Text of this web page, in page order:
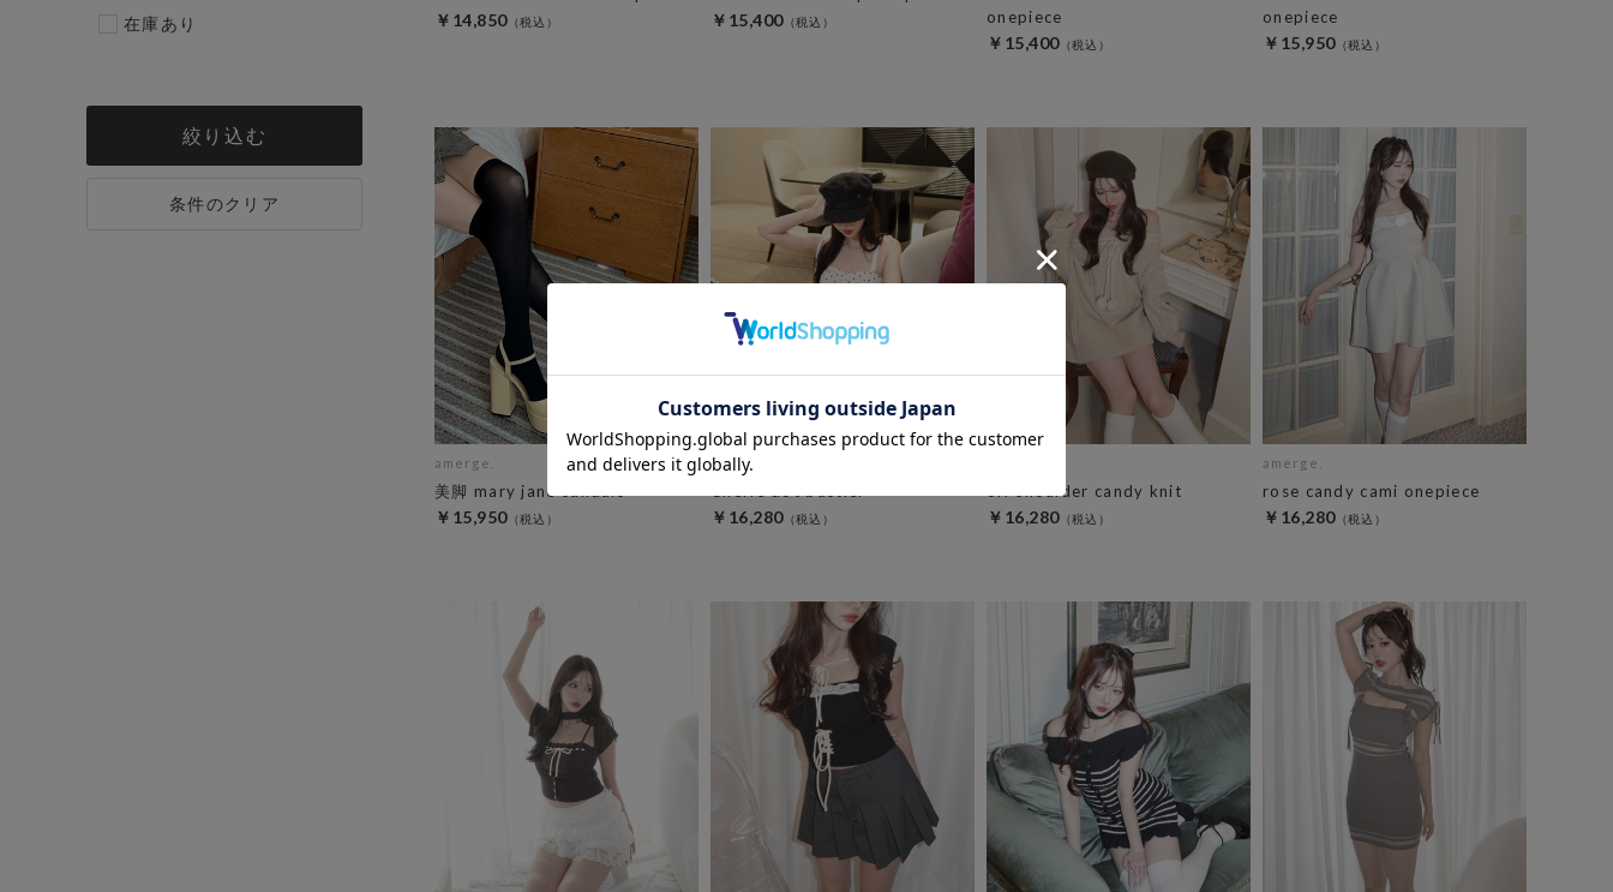
在庫あり
絞り込む
条件のクリア
￥14,850 ￥15,400
onepiece
￥15,400
onepiece
￥15,950
amerge.
美脚 mary jane sandals
￥15,950
amerge.
￥16,280
off shoulder candy knit
￥16,280
amerge.
rose candy cami onepiece
￥16,280